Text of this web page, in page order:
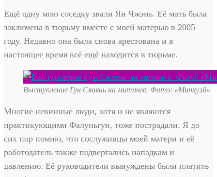
Ещё одну мою соседку звали Ян Чжэнь. Её мать была
заключена в тюрьму вместе с моей матерью в 2005
году. Недавно она была снова арестована и в
настоящее время всё ещё находится в тюрьме.
Выступление Гун Сяоянь на митинге. Фото: «Минхуэй»
Многие невинные люди, хотя и не являются
практикующими Фалуньгун, тоже пострадали. Я до
сих пор помню, что сослуживцы моей матери и её
работодатель также подвергались нападкам и
давлению. Её руководители вынуждены были платить